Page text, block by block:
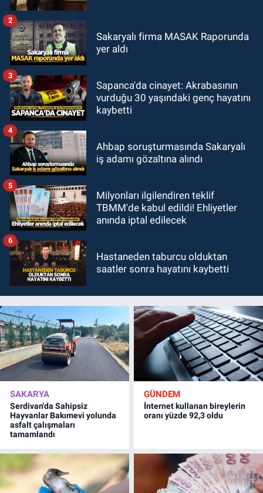
Sakaryalı firma MASAK Raporunda
yer aldı
2
Sapanca'da cinayet: Akrabasının
vurduğu 30 yaşındaki genç hayatını
kaybetti
3
Ahbap soruşturmasında Sakaryalı
iş adamı gözaltına alındı
4
Milyonları ilgilendiren teklif
TBMM'de kabul edildi! Ehliyetler
anında iptal edilecek
5
Hastaneden taburcu olduktan
saatler sonra hayatını kaybetti
6
SAKARYA
Serdivan'da Sahipsiz
Hayvanlar Bakımevi yolunda
asfalt çalışmaları
tamamlandı
GÜNDEM
İnternet kullanan bireylerin
oranı yüzde 92,3 oldu